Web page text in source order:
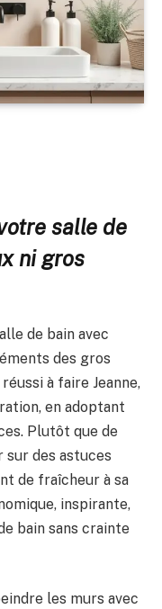
salle de
ni gros
de bain avec
des gros
à faire Jeanne,
en adoptant
Plutôt que de
des astuces
de fraîcheur à sa
inspirante,
bain sans crainte
les murs avec